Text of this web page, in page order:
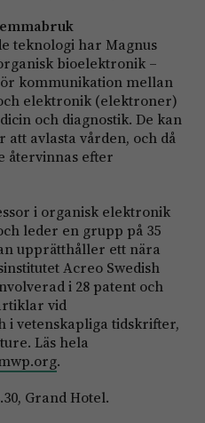
teknologi har Magnus
bioelektronik –
kommunikation mellan
elektronik (elektroner)
och diagnostik. De kan
att avlasta vården, och då
återvinnas efter
i organisk elektronik
leder en grupp på 35
upprätthåller ett nära
Acreo Swedish
i 28 patent och
vid
i vetenskapliga tidskrifter,
Läs hela
.
Grand Hotel.